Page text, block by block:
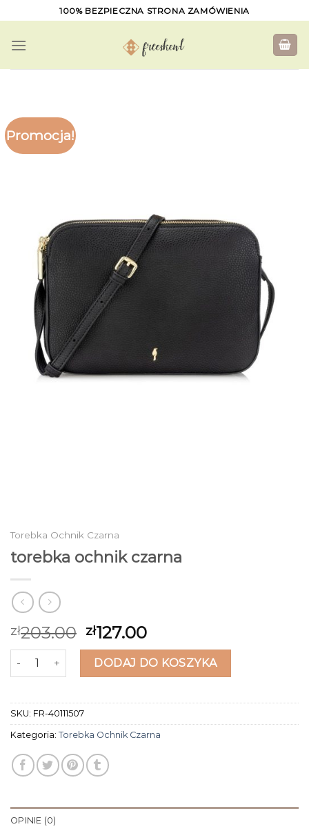
to
content
100% BEZPIECZNA STRONA ZAMÓWIENIA
Promocja!
Torebka Ochnik Czarna
torebka ochnik czarna
zł203.00 zł127.00
ilość torebka ochnik czarnaDODAJ DO KOSZYKA
SKU: FR-40111507
Kategoria: Torebka Ochnik Czarna
OPINIE (0)